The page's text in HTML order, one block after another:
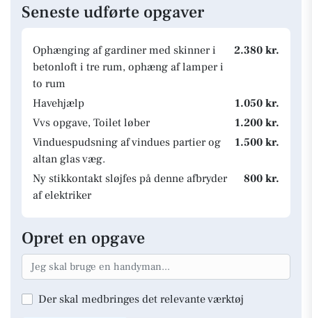
Seneste udførte opgaver
Ophænging af gardiner med skinner i
betonloft i tre rum, ophæng af lamper i
to rum
2.380 kr.
Havehjælp
1.050 kr.
Vvs opgave, Toilet løber
1.200 kr.
Vinduespudsning af vindues partier og
altan glas væg.
1.500 kr.
Ny stikkontakt sløjfes på denne afbryder
af elektriker
800 kr.
Opret en opgave
Der skal medbringes det relevante værktøj